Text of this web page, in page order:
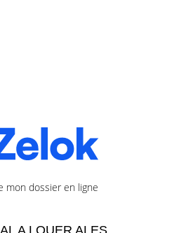
mon dossier en ligne